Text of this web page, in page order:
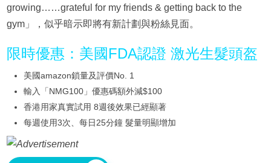
growing……grateful for my friends & getting back to the
gym」，似乎暗示即將有新計劃與粉絲見面。
限時優惠：美國FDA認證 激光生髮頭盔
美國amazon鎖量及評價No. 1
輸入「NMG100」優惠碼額外減$100
香港用家真實試用 8週後效果已經顯著
每週使用3次、每日25分鐘 髮量明顯增加